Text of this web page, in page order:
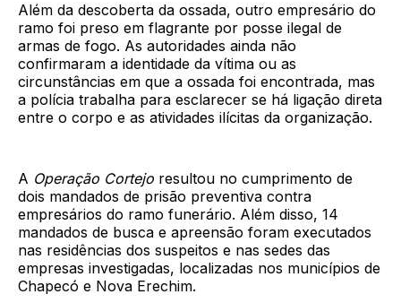
Além da descoberta da ossada, outro empresário do
ramo foi preso em flagrante por posse ilegal de
armas de fogo. As autoridades ainda não
confirmaram a identidade da vítima ou as
circunstâncias em que a ossada foi encontrada, mas
a polícia trabalha para esclarecer se há ligação direta
entre o corpo e as atividades ilícitas da organização.
A Operação Cortejo resultou no cumprimento de
dois mandados de prisão preventiva contra
empresários do ramo funerário. Além disso, 14
mandados de busca e apreensão foram executados
nas residências dos suspeitos e nas sedes das
empresas investigadas, localizadas nos municípios de
Chapecó e Nova Erechim.